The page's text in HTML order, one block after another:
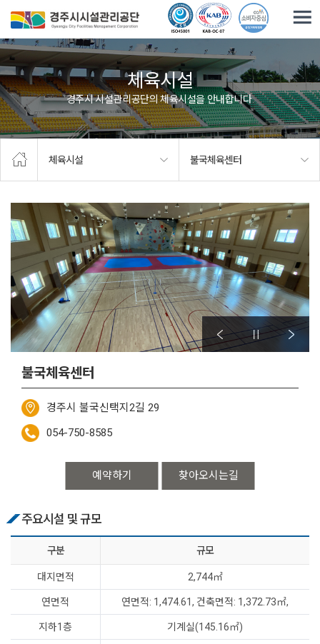
체육시설
경주시 시설관리공단의 체육시설을 안내합니다.
체육시설 불국체육센터
불국체육센터
경주시 불국신택지2길 29
054-750-8585
예약하기 찾아오시는길
주요시설 및 규모
구분 규모
대지면적 2,744㎡
연면적 연면적: 1,474.61, 건축면적: 1,372.73㎡,
지하1층 기계실(145.16㎡)